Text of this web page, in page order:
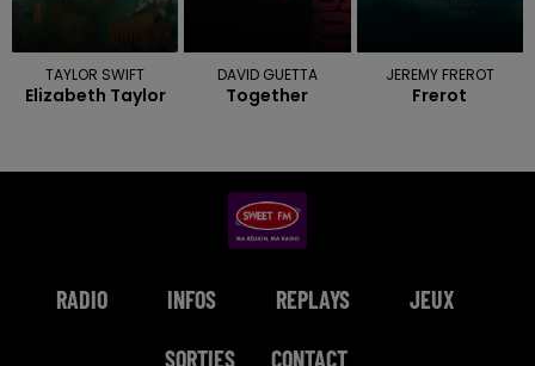
TAYLOR SWIFT
Elizabeth Taylor
DAVID GUETTA
Together
JEREMY FREROT
Frerot
RADIO INFOS REPLAYS JEUX
SORTIES CONTACT